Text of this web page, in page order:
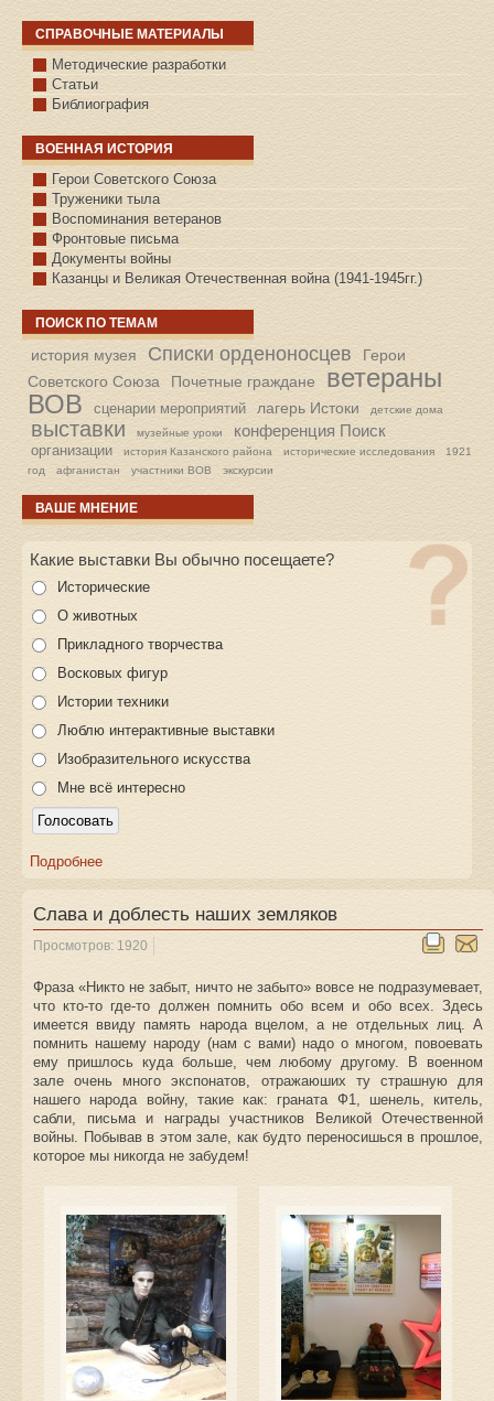
СПРАВОЧНЫЕ МАТЕРИАЛЫ
Методические разработки
Статьи
Библиография
ВОЕННАЯ ИСТОРИЯ
С.КАЗАНСКОЕ
Герои Советского Союза
Труженики тыла
Воспоминания ветеранов
Фронтовые письма
Документы войны
Казанцы и Великая Отечественная война (1941-1945гг.)
ПОИСК ПО ТЕМАМ
история музея Списки орденоносцев
Герои
Советского Союза
Почетные граждане
ветераны
ВОВ
сценарии мероприятий лагерь Истоки детские дома
выставки музейные уроки конференция Поиск
организации история Казанского района исторические исследования
1921
год
афганистан участники ВОВ экскурсии
ВАШЕ МНЕНИЕ
Какие выставки Вы обычно посещаете?
Исторические
О животных
Прикладного творчества
Восковых фигур
Истории техники
Люблю интерактивные выставки
Изобразительного искусства
Мне всё интересно
Подробнее
Слава и доблесть наших земляков
Просмотров: 1920
Фраза «Никто не забыт, ничто не забыто» вовсе не подразумевает,
что кто-то где-то должен помнить обо всем и обо всех. Здесь
имеется ввиду память народа вцелом, а не отдельных лиц. А
помнить нашему народу (нам с вами) надо о многом, повоевать
ему пришлось куда больше, чем любому другому. В военном
зале очень много экспонатов, отражаюших ту страшную для
нашего народа войну, такие как: граната Ф1, шенель, китель,
сабли, письма и награды участников Великой Отечественной
войны. Побывав в этом зале, как будто переносишься в прошлое,
которое мы никогда не забудем!